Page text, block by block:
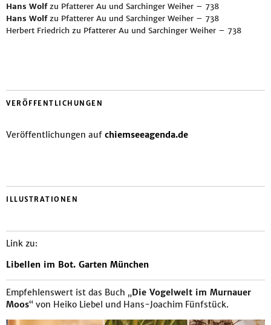
Hans Wolfzu Pfatterer Au und Sarchinger Weiher – 738
Hans Wolfzu Pfatterer Au und Sarchinger Weiher – 738
Herbert Friedrich zu Pfatterer Au und Sarchinger Weiher – 738
VERÖFFENTLICHUNGEN
Veröffentlichungen auf chiemseeagenda.de
ILLUSTRATIONEN
Link zu:
Libellen im Bot. Garten München
Empfehlenswert ist das Buch „Die Vogelwelt im Murnauer
Moos“ von Heiko Liebel und Hans-Joachim Fünfstück.